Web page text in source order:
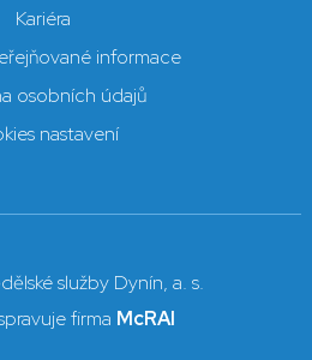
Kariéra
informace
osobních údajů
nastavení
služby Dynín, a. s.
firma McRAI